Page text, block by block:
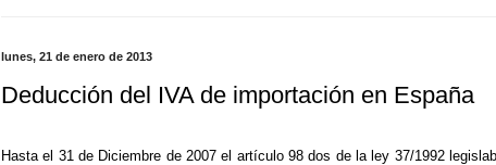
lunes, 21 de enero de 2013
Deducción del IVA de importación en España
Hasta el 31 de Diciembre de 2007 el artículo 98 dos de la ley 37/1992